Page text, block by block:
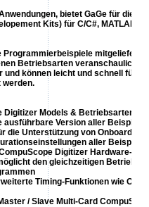
bietet GaGe für die
Kits) für C/C#, MATLAB
Programmierbeispiele mitgeliefert,
Betriebsarten
und können leicht und schnell für
werden.
Models & Betriebsarten
ausführbare Version aller
die Unterstützung von Onboard
aller
Digitizer Hardware-
den gleichzeitigen Betrieb
Timing-Funktionen wie
/ Slave Multi-Card